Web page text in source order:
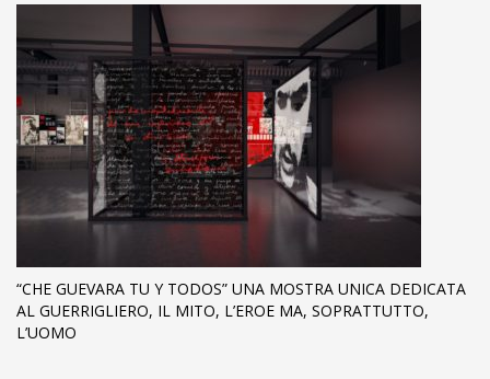
“CHE GUEVARA TU Y TODOS” UNA MOSTRA UNICA DEDICATA
AL GUERRIGLIERO, IL MITO, L’EROE MA, SOPRATTUTTO,
L’UOMO